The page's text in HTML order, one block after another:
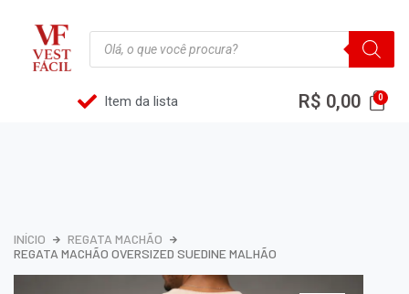
Item da lista R$ 0,00
INÍCIO
REGATA MACHÃO
REGATA MACHÃO OVERSIZED SUEDINE MALHÃO